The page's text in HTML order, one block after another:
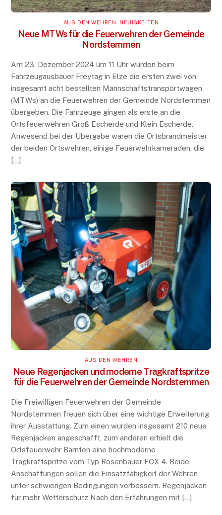
AUS DEN WEHREN NEUIGKEITEN
Neue MTWs für die Feuerwehren der Gemeinde
Nordstemmen
Am 23. Dezember 2024 um 11 Uhr wurden beim
Fahrzeugausbauer Freytag in Elze die ersten zwei von
insgesamt acht bestellten Mannschaftstransportwagen
(MTWs) an die Feuerwehren der Gemeinde Nordstemmen
übergeben. Die Fahrzeuge gingen als erste an die
Ortsfeuerwehren Groß Escherde und Klein Escherde.
Anwesend bei der Übergabe waren die Ortsbrandmeister
der beiden Ortswehren, einige Feuerwehrkameraden, die
[…]
AUS DEN WEHREN
Neue Regenjacken und moderne Tragkraftspritze
für die Feuerwehren der Gemeinde Nordstemmen
Die Freiwilligen Feuerwehren der Gemeinde
Nordstemmen freuen sich über eine wichtige Erweiterung
ihrer Ausstattung. Zum einen wurden insgesamt 210 neue
Regenjacken angeschafft, zum anderen erhielt die
Ortsfeuerwehr Barnten eine hochmoderne
Tragkraftspritze vom Typ Rosenbauer FOX 4. Beide
Anschaffungen sollen die Einsatzfähigkeit der Wehren
unter schwierigen Bedingungen verbessern. Regenjacken
für mehr Wetterschutz Nach den Erfahrungen mit […]